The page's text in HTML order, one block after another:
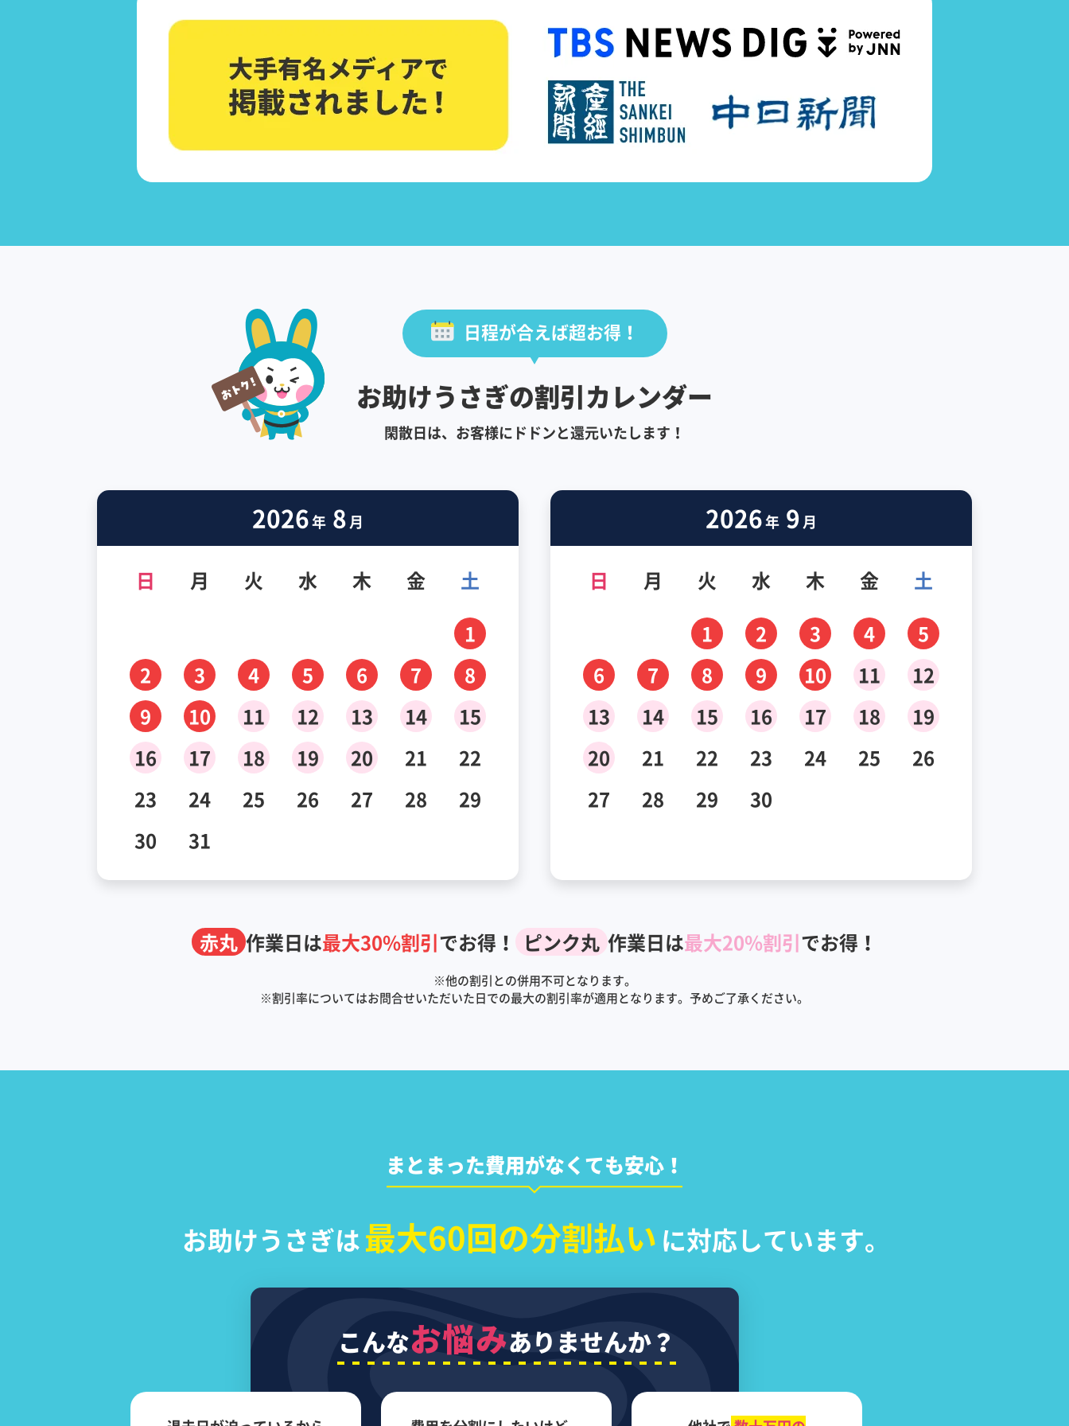
日程が合えば超お得！
お助けうさぎの割引カレンダー
閑散日は、お客様にドドンと還元いたします！
2026年 8月
日 月 火 水 木 金
土
1
2
3 4 5 6 7
8
9
10 11 12 13 14
15
16
17 18 19 20 21
22
23
24 25 26 27 28
29
30
31
2026年 9月
日 月 火 水 木 金
土
1
2 3 4
5
6
7 8 9 10 11
12
13
14 15 16 17 18
19
20
21 22 23 24 25
26
27
28 29 30
赤丸 作業日は最大30%割引でお得！ ピンク丸 作業日は最大20%割引でお得！
※他の割引との併用不可となります。
※割引率についてはお問合せいただいた日での最大の割引率が適用となります。予めご了承ください。
まとまった費用がなくても安心！
お助けうさぎは最大60回の分割払い に対応しています。
こんなお悩みありませんか？